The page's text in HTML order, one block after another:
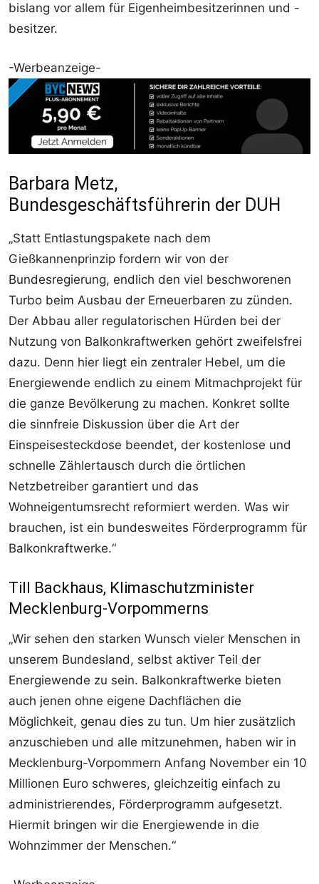
bislang vor allem für Eigenheimbesitzerinnen und -
besitzer.
-Werbeanzeige-
Barbara Metz,
Bundesgeschäftsführerin der DUH
„Statt Entlastungspakete nach dem
Gießkannenprinzip fordern wir von der
Bundesregierung, endlich den viel beschworenen
Turbo beim Ausbau der Erneuerbaren zu zünden.
Der Abbau aller regulatorischen Hürden bei der
Nutzung von Balkonkraftwerken gehört zweifelsfrei
dazu. Denn hier liegt ein zentraler Hebel, um die
Energiewende endlich zu einem Mitmachprojekt für
die ganze Bevölkerung zu machen. Konkret sollte
die sinnfreie Diskussion über die Art der
Einspeisesteckdose beendet, der kostenlose und
schnelle Zählertausch durch die örtlichen
Netzbetreiber garantiert und das
Wohneigentumsrecht reformiert werden. Was wir
brauchen, ist ein bundesweites Förderprogramm für
Balkonkraftwerke.“
Till Backhaus, Klimaschutzminister
Mecklenburg-Vorpommerns
„Wir sehen den starken Wunsch vieler Menschen in
unserem Bundesland, selbst aktiver Teil der
Energiewende zu sein. Balkonkraftwerke bieten
auch jenen ohne eigene Dachflächen die
Möglichkeit, genau dies zu tun. Um hier zusätzlich
anzuschieben und alle mitzunehmen, haben wir in
Mecklenburg-Vorpommern Anfang November ein 10
Millionen Euro schweres, gleichzeitig einfach zu
administrierendes, Förderprogramm aufgesetzt.
Hiermit bringen wir die Energiewende in die
Wohnzimmer der Menschen.“